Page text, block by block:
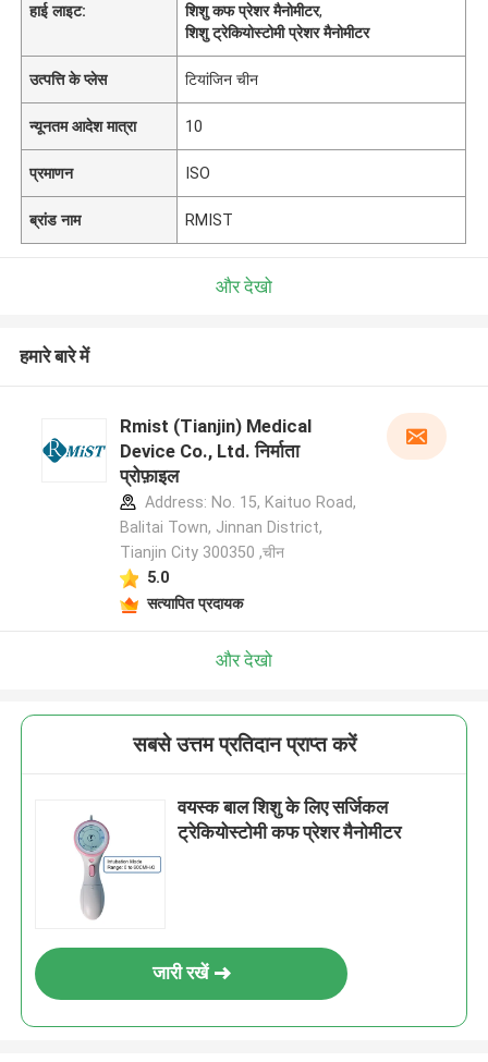
हाई लाइट:
शिशु कफ प्रेशर मैनोमीटर,
शिशु ट्रेकियोस्टोमी प्रेशर मैनोमीटर
उत्पत्ति के प्लेस टियांजिन चीन
न्यूनतम आदेश मात्रा 10
प्रमाणन ISO
ब्रांड नाम RMIST
और देखो
हमारे बारे में
Rmist (Tianjin) Medical
Device Co., Ltd. निर्माता
प्रोफ़ाइल
Address: No. 15, Kaituo Road,
Balitai Town, Jinnan District,
Tianjin City 300350 ,चीन
5.0
सत्यापित प्रदायक
और देखो
सबसे उत्तम प्रतिदान प्राप्त करें
वयस्क बाल शिशु के लिए सर्जिकल
ट्रेकियोस्टोमी कफ प्रेशर मैनोमीटर
जारी रखें